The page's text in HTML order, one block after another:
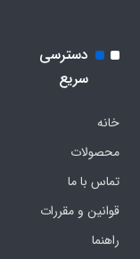
دسترسی
سریع
خانه
محصولات
تماس با ما
قوانین و مقررات
راهنما